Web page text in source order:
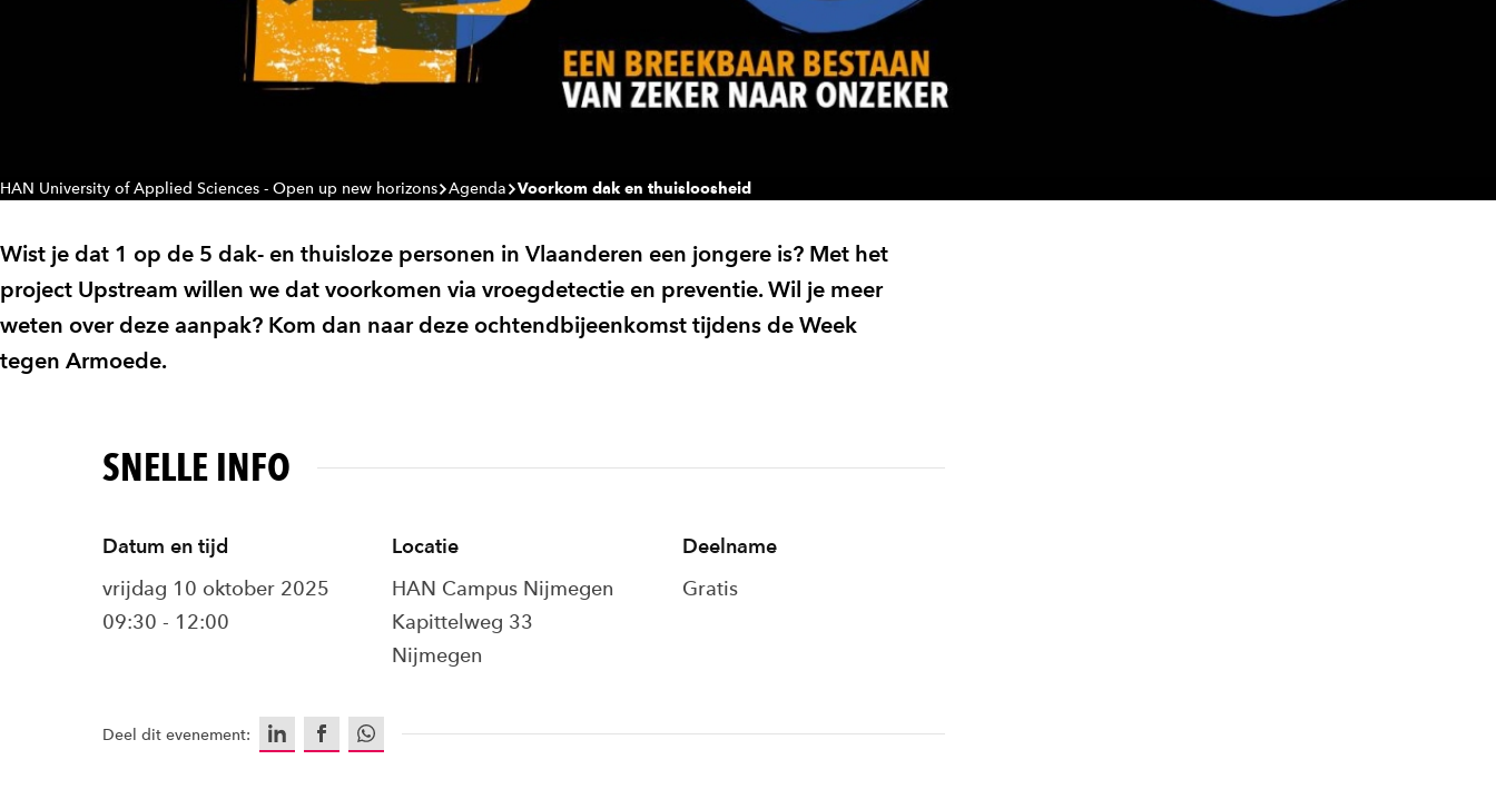
HAN University of Applied Sciences - Open up new horizons Agenda Voorkom dak en thuisloosheid
Wist je dat 1 op de 5 dak- en thuisloze personen in Vlaanderen een jongere is? Met het
project Upstream willen we dat voorkomen via vroegdetectie en preventie. Wil je meer
weten over deze aanpak? Kom dan naar deze ochtendbijeenkomst tijdens de Week
tegen Armoede.
SNELLE INFO
Datum en tijd
vrijdag 10 oktober 2025
09:30 - 12:00
Locatie
HAN Campus Nijmegen
Kapittelweg 33
Nijmegen
Deelname
Gratis
Deel dit evenement: LinkedInFacebookWhatsApp